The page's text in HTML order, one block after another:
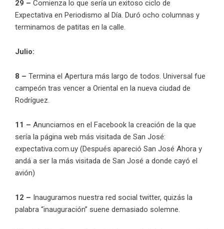
29 – Comienza lo que sería un exitoso ciclo de
Expectativa en Periodismo al Día. Duró ocho columnas y
terminamos de patitas en la calle.
Julio:
8 – Termina el Apertura más largo de todos. Universal fue
campeón tras vencer a Oriental en la nueva ciudad de
Rodríguez.
11 – Anunciamos en el Facebook la creación de la que
sería la página web más visitada de San José:
expectativa.com.uy (Después apareció San José Ahora y
andá a ser la más visitada de San José a donde cayó el
avión)
12 – Inauguramos nuestra red social twitter, quizás la
palabra “inauguración” suene demasiado solemne.